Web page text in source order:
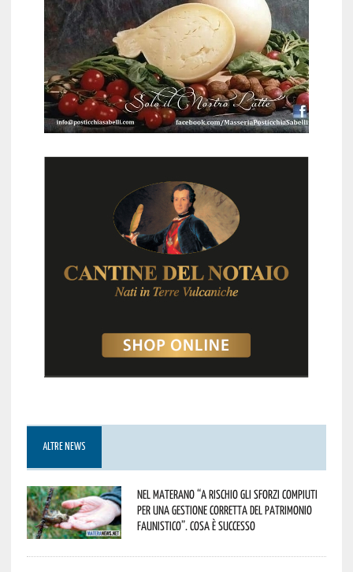
ALTRE NEWS
Nel materano “a rischio gli sforzi compiuti
per una gestione corretta del patrimonio
faunistico”. Cosa è successo